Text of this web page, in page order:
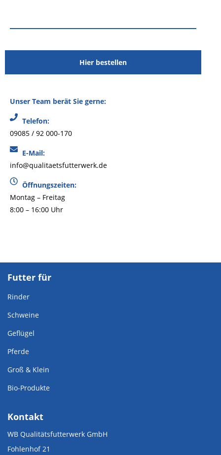
Hier bestellen
Unser Team berät Sie gerne:
Telefon:
09085 / 92 000-170
E-Mail:
info@qualitaetsfutterwerk.de
Öffnungszeiten:
Montag – Freitag
8:00 – 16:00 Uhr
Futter für
Rinder
Schweine
Geflügel
Pferde
Groß & Klein
Bio-Produkte
Kontakt
WB Qualitätsfutterwerk GmbH
Fohlenhof 21